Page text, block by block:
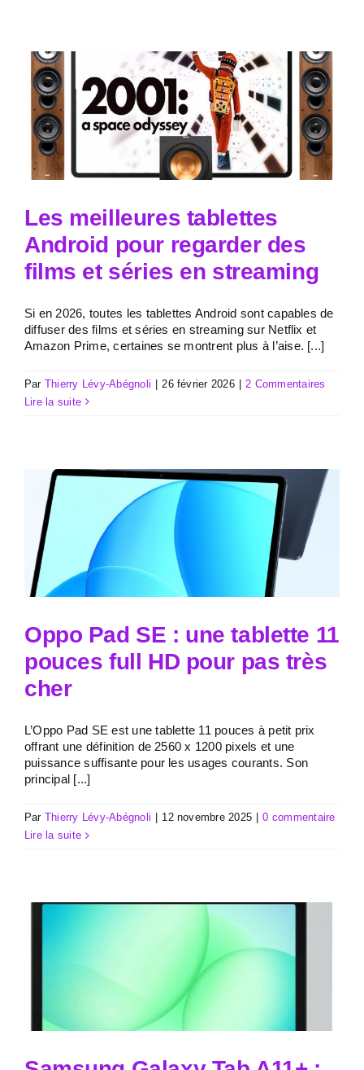
Les meilleures tablettes
Android pour regarder des
films et séries en streaming
Si en 2026, toutes les tablettes Android sont capables de
diffuser des films et séries en streaming sur Netflix et
Amazon Prime, certaines se montrent plus à l’aise. [...]
Par Thierry Lévy-Abégnoli | 26 février 2026 | 2 Commentaires
Lire la suite
Oppo Pad SE : une tablette 11
pouces full HD pour pas très
cher
L’Oppo Pad SE est une tablette 11 pouces à petit prix
offrant une définition de 2560 x 1200 pixels et une
puissance suffisante pour les usages courants. Son
principal [...]
Par Thierry Lévy-Abégnoli 12 novembre 2025
0 commentaire
Lire la suite